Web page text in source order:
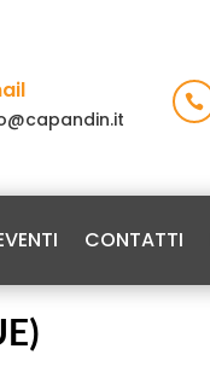

CONTATTI